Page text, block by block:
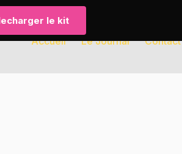
Accueil Le Journal Contact
le kit